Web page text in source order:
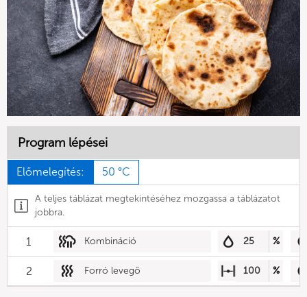
Program lépései
Előmelegítés: 50 °C
A teljes táblázat megtekintéséhez mozgassa a táblázatot
jobbra.
1 Kombináció 25 %
2 Forró levegő 100 %